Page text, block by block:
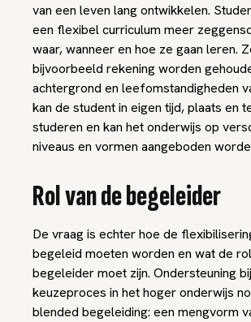
van een leven lang ontwikkelen.
een flexibel curriculum meer
waar, wanneer en hoe ze gaan leren.
bijvoorbeeld rekening worden
achtergrond en leefomstandigheden
kan de student in eigen tijd, plaats en
studeren en kan het onderwijs op
niveaus en vormen aangeboden
Rol van de begeleider
De vraag is echter hoe de
begeleid moeten worden en wat de
begeleider moet zijn. Ondersteuning
keuzeproces in het hoger onderwijs
blended begeleiding: een mengvorm